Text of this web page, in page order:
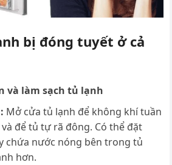
bị đóng tuyết ở cả
và làm sạch tủ lạnh
Mở cửa tủ lạnh để không khí tuần
để tủ tự rã đông. Có thể đặt
chứa nước nóng bên trong tủ
hơn.